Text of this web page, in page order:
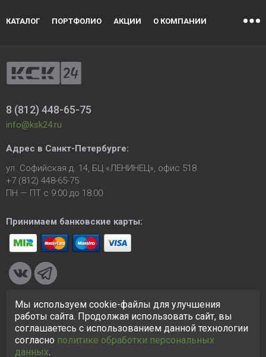
КАТАЛОГ ПОРТФОЛИО АКЦИИ О КОМПАНИИ
8 (812) 448-65-75
info@ksk24.ru
Адрес в Санкт-Петербурге:
ул. Софийская д. 14, БЦ «ЛЕНИНЕЦ», офис 518
+7 (812) 448-65-75
ПН — ПТ с 9:00 до 18:00
Принимаем банковские карты:
© 2005-2026 ООО «КСК». Сайтhttps://ksk24.ruсоздан
исключительно в информационных целях и любая информация
на сайте не является публичной офертой.Политика в
отношении персональных данных
Мы используем cookie-файлы для улучшения
работы сайта. Продолжая использовать сайт, вы
соглашаетесь с использованием данной технологии
согласно политике обработки персональных
данных.